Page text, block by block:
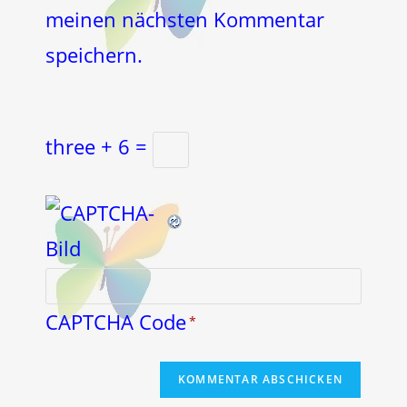
meinen nächsten Kommentar
speichern.
three + 6 =
CAPTCHA Code*